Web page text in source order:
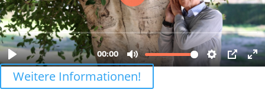
Weitere Informationen!